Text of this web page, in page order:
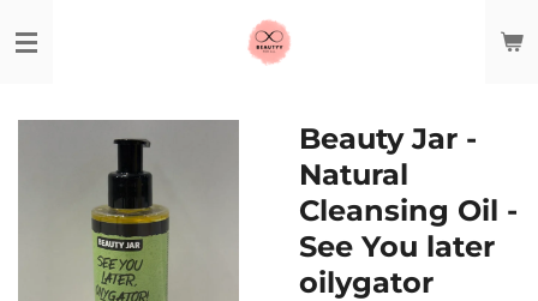
direct
Beauty Jar -
Natural
Cleansing Oil -
See You later
oilygator